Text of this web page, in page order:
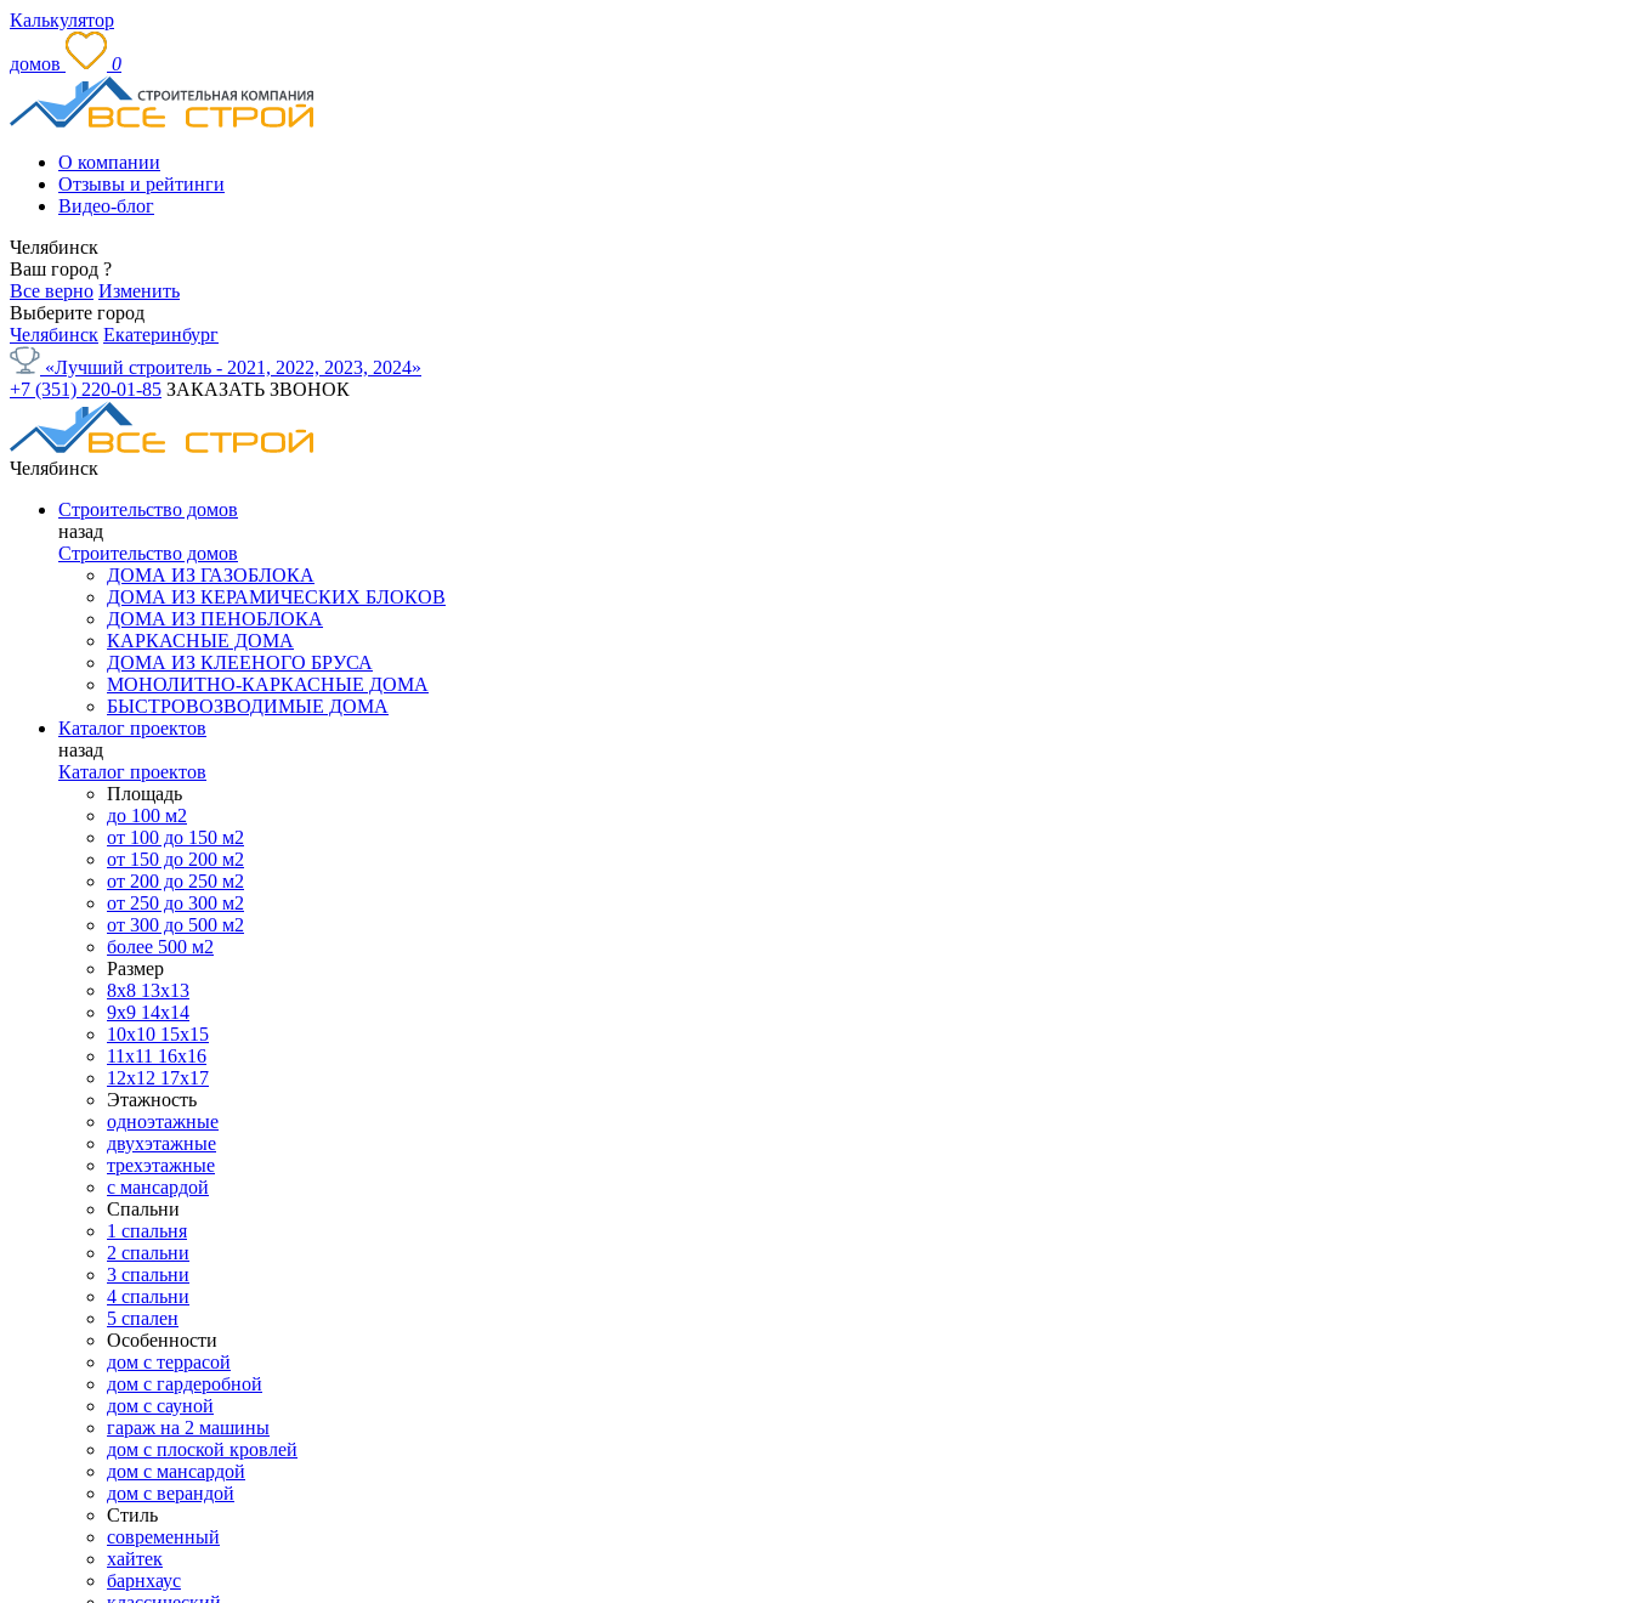
Калькулятор
домов 0
О компании
Отзывы и рейтинги
Видео-блог
Челябинск
Ваш город ?
Все верно Изменить
Выберите город
Челябинск Екатеринбург
«Лучший строитель - 2021, 2022, 2023, 2024»
+7 (351) 220-01-85 ЗАКАЗАТЬ ЗВОНОК
Челябинск
Строительство домов
назад
Строительство домов
ДОМА ИЗ ГАЗОБЛОКА
ДОМА ИЗ КЕРАМИЧЕСКИХ БЛОКОВ
ДОМА ИЗ ПЕНОБЛОКА
КАРКАСНЫЕ ДОМА
ДОМА ИЗ КЛЕЕНОГО БРУСА
МОНОЛИТНО-КАРКАСНЫЕ ДОМА
БЫСТРОВОЗВОДИМЫЕ ДОМА
Каталог проектов
назад
Каталог проектов
Площадь
до 100 м2
от 100 до 150 м2
от 150 до 200 м2
от 200 до 250 м2
от 250 до 300 м2
от 300 до 500 м2
более 500 м2
Размер
8х8 13х13
9х9 14х14
10х10 15х15
11x11 16х16
12х12 17х17
Этажность
одноэтажные
двухэтажные
трехэтажные
с мансардой
Спальни
1 спальня
2 спальни
3 спальни
4 спальни
5 спален
Особенности
дом с террасой
дом с гардеробной
дом с сауной
гараж на 2 машины
дом с плоской кровлей
дом с мансардой
дом с верандой
Стиль
современный
хайтек
барнхаус